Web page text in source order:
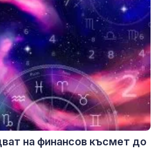
на финансов късмет до